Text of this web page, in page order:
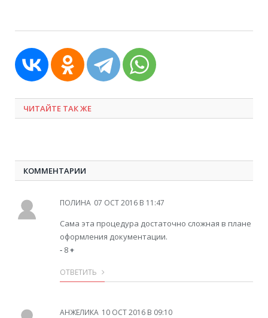
ЧИТАЙТЕ ТАК ЖЕ
КОММЕНТАРИИ
ПОЛИНА 07 OCT 2016 В 11:47
Сама эта процедура достаточно сложная в плане
оформления документации.
- 8+
ОТВЕТИТЬ
АНЖЕЛИКА 10 OCT 2016 В 09:10